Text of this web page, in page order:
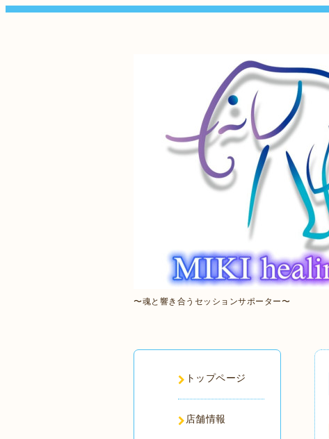
〜魂と響き合うセッションサポーター〜
トップページ
店舗情報